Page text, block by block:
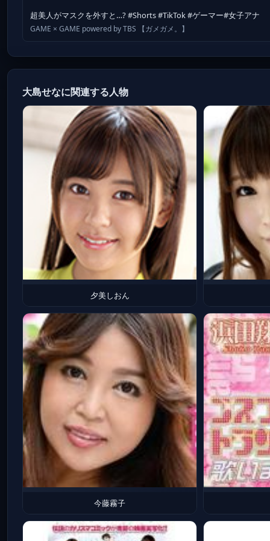
超美人がマスクを外すと…? #Shorts #TikTok #ゲーマー#女子アナ
GAME × GAME powered by TBS 【ガメガメ。】
大島せなに関連する人物
夕美しおん
今藤霧子